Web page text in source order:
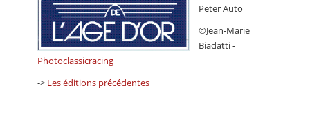
Peter Auto
©Jean-Marie
Biadatti -
Photoclassicracing
-> Les éditions précédentes